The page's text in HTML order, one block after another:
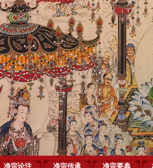
净宗论注 净宗传承 净宗要典